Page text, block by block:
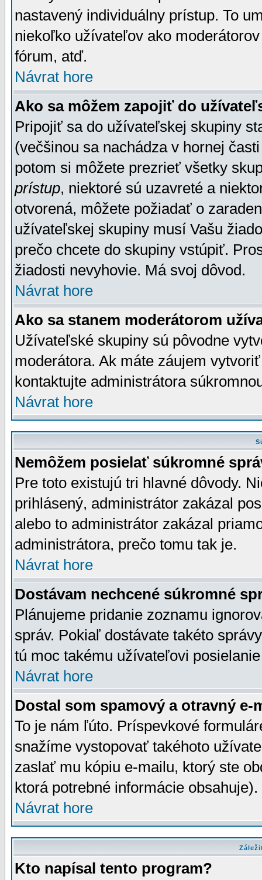
nastavený individuálny prístup. To
niekoľko užívateľov ako
fórum, atď.
Návrat hore
Ako sa môžem zapojiť do
Pripojiť sa do užívateľskej skupiny
(večšinou sa nachádza v hornej
potom si môžete prezrieť všetky
prístup, niektoré sú uzavreté a
otvorená, môžete požiadať o
užívateľskej skupiny musí Vašu
prečo chcete do skupiny vstúpiť.
žiadosti nevyhovie. Má svoj dôvod.
Návrat hore
Ako sa stanem moderátorom
Užívateľské skupiny sú pôvodne
moderátora. Ak máte záujem
kontaktujte administrátora
Návrat hore
Nemôžem posielať súkromné
Pre toto existujú tri hlavné dôvody.
prihlásený, administrátor zakázal
alebo to administrátor zakázal
administrátora, prečo tomu tak je.
Návrat hore
Dostávam nechcené súkromné
Plánujeme pridanie zoznamu
správ. Pokiaľ dostávate takéto
tú moc takému užívateľovi
Návrat hore
Dostal som spamový a otravný e-
To je nám ľúto. Príspevkové
snažíme vystopovať takéhoto
zaslať mu kópiu e-mailu, ktorý ste
ktorá potrebné informácie
Návrat hore
Kto napísal tento program?